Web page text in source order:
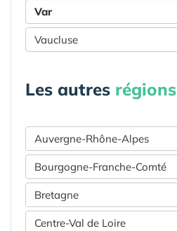
Var
Vaucluse
Les autres régions
Auvergne-Rhône-Alpes
Bourgogne-Franche-Comté
Bretagne
Centre-Val de Loire